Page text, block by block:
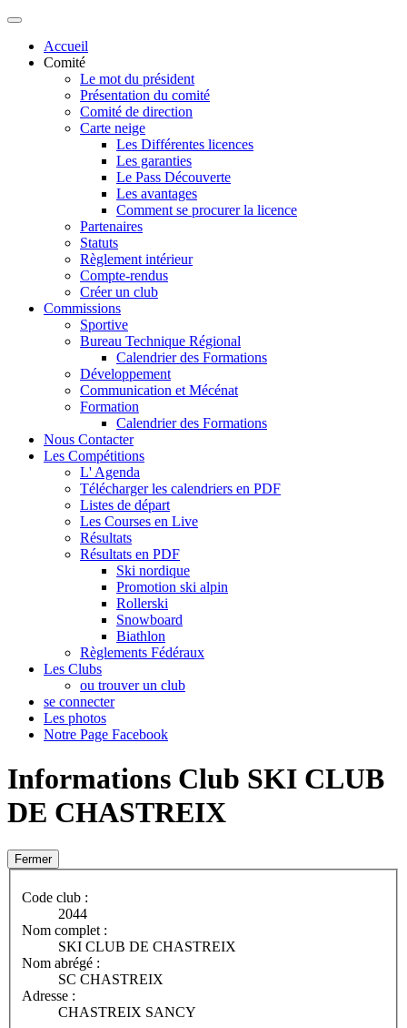
Accueil
Comité
Le mot du président
Présentation du comité
Comité de direction
Carte neige
Les Différentes licences
Les garanties
Le Pass Découverte
Les avantages
Comment se procurer la licence
Partenaires
Statuts
Règlement intérieur
Compte-rendus
Créer un club
Commissions
Sportive
Bureau Technique Régional
Calendrier des Formations
Développement
Communication et Mécénat
Formation
Calendrier des Formations
Nous Contacter
Les Compétitions
L' Agenda
Télécharger les calendriers en PDF
Listes de départ
Les Courses en Live
Résultats
Résultats en PDF
Ski nordique
Promotion ski alpin
Rollerski
Snowboard
Biathlon
Règlements Fédéraux
Les Clubs
ou trouver un club
se connecter
Les photos
Notre Page Facebook
Informations Club SKI CLUB
DE CHASTREIX
Fermer
Code club :
2044
Nom complet :
SKI CLUB DE CHASTREIX
Nom abrégé :
SC CHASTREIX
Adresse :
CHASTREIX SANCY